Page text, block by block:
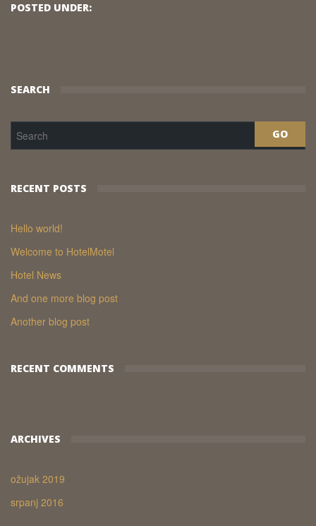
POSTED UNDER:
SEARCH
RECENT POSTS
Hello world!
Welcome to HotelMotel
Hotel News
And one more blog post
Another blog post
RECENT COMMENTS
ARCHIVES
ožujak 2019
srpanj 2016